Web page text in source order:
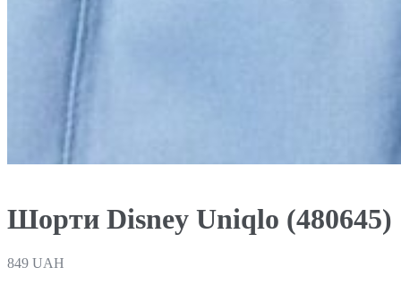
Шорти Disneу Uniqlo (480645)
849 UAH